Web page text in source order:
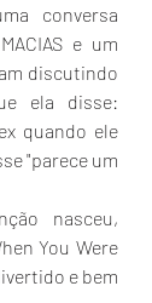
conversa
e um
discutindo
ela disse:
quando ele
"parece um
nasceu,
You Were
e bem